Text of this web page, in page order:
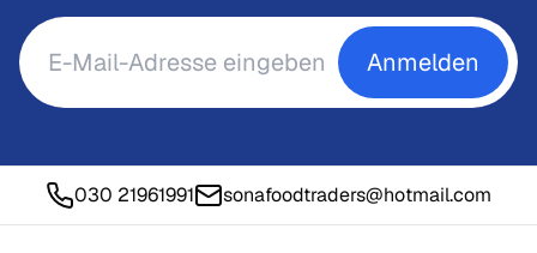
Anmelden
030 21961991 sonafoodtraders@hotmail.com